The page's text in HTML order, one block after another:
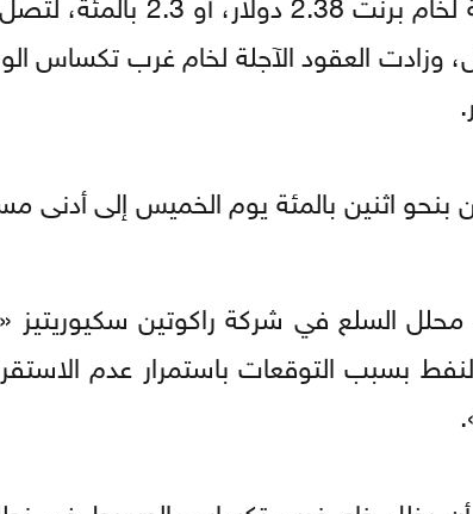
اثنين بالمئة يوم الخميس إلى أدنى
محلل السلع في شركة راكوتين
بسبب التوقعات باستمرار عدم